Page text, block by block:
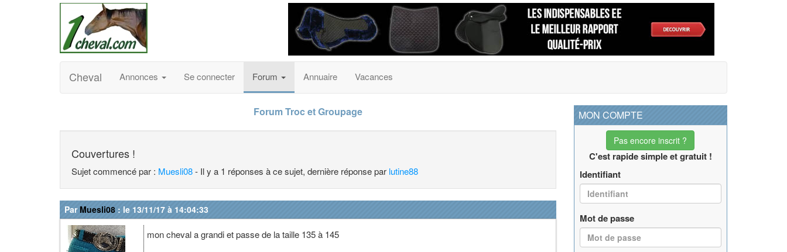
Cheval Annonces Se connecter Forum Annuaire Vacances
Forum Troc et Groupage
Couvertures !
Sujet commencé par : Muesli08- Il y a 1 réponses à ce sujet, dernière réponse par lutine88
Par Muesli08 : le 13/11/17 à 14:04:33
mon cheval a grandi et passe de la taille 135 à 145
MON COMPTE
Pas encore inscrit ?
C'est rapide simple et gratuit !
Identifiant
Mot de passe